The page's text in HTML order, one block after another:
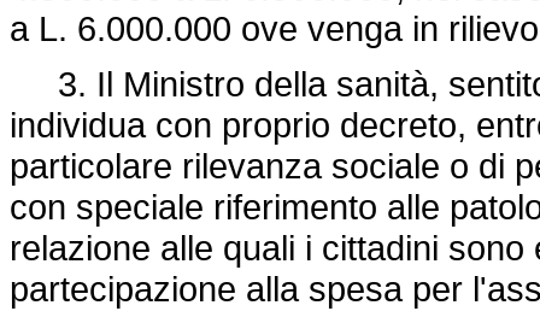
a L. 6.000.000 ove venga in
3. Il Ministro della sanità,
individua con proprio decreto,
particolare rilevanza sociale o di
con speciale riferimento alle
relazione alle quali i cittadini
partecipazione alla spesa per